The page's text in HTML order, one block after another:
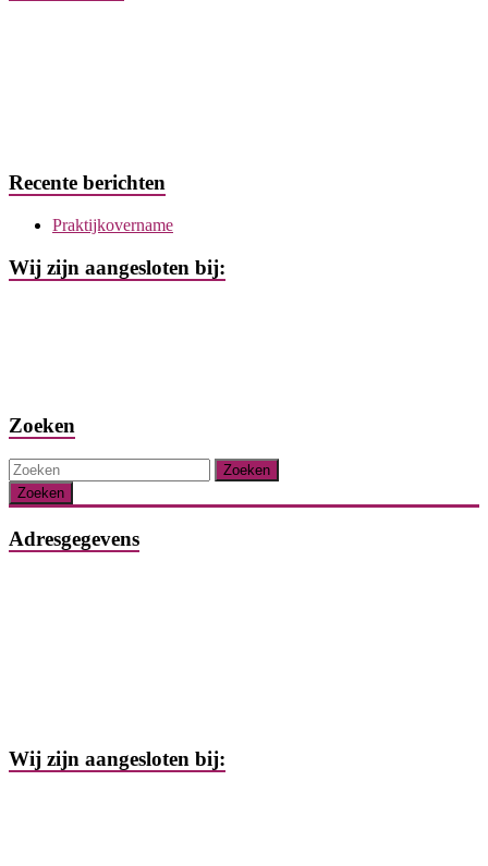
Recente berichten
Praktijkovername
Wij zijn aangesloten bij:
Zoeken
Zoeken
Adresgegevens
Wij zijn aangesloten bij: